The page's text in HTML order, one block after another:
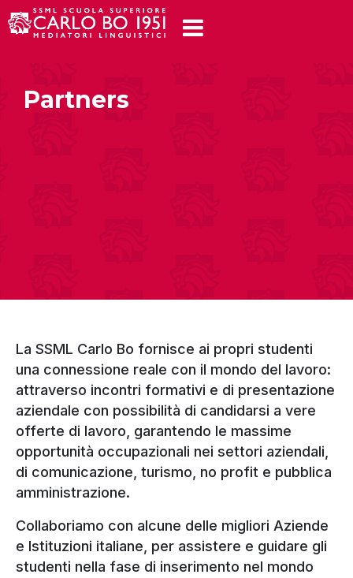
Partners
La SSML Carlo Bo fornisce ai propri studenti
una connessione reale con il mondo del lavoro:
attraverso incontri formativi e di presentazione
aziendale con possibilità di candidarsi a vere
offerte di lavoro, garantendo le massime
opportunità occupazionali nei settori aziendali,
di comunicazione, turismo, no profit e pubblica
amministrazione.
Collaboriamo con alcune delle migliori Aziende
e Istituzioni italiane, per assistere e guidare gli
studenti nella fase di inserimento nel mondo